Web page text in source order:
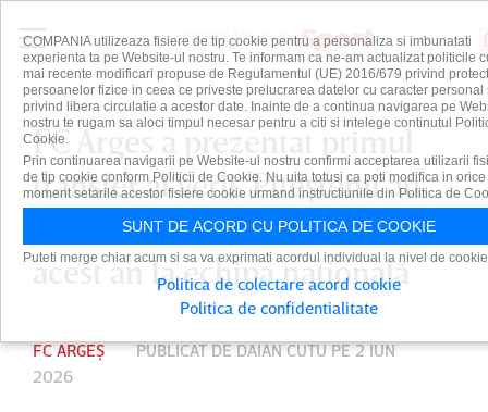
FC Argeş a prezentat primul
transfer al verii. Piteştenii au
adus un fundaş ce a debutat în
acest an la echipa naţională
FC ARGEȘ PUBLICAT DEDAIAN CUTUPE 2 IUN
2026
COMPANIA utilizeaza fisiere de tip cookie pentru a personaliza si imbunatati
experienta ta pe Website-ul nostru. Te informam ca ne-am actualizat politicile
mai recente modificari propuse de Regulamentul (UE) 2016/679 privind
persoanelor fizice in ceea ce priveste prelucrarea datelor cu caracter personal
privind libera circulatie a acestor date. Inainte de a continua navigarea pe
nostru te rugam sa aloci timpul necesar pentru a citi si intelege continutul
Cookie.
Prin continuarea navigarii pe Website-ul nostru confirmi acceptarea utilizarii
de tip cookie conform Politicii de Cookie. Nu uita totusi ca poti modifica in orice
moment setarile acestor fisiere cookie urmand instructiunile din Politica de
SUNT DE ACORD CU POLITICA DE COOKIE
Puteti merge chiar acum si sa va exprimati acordul individual la nivel de
Politica de colectare acord cookie
Politica de confidentialitate